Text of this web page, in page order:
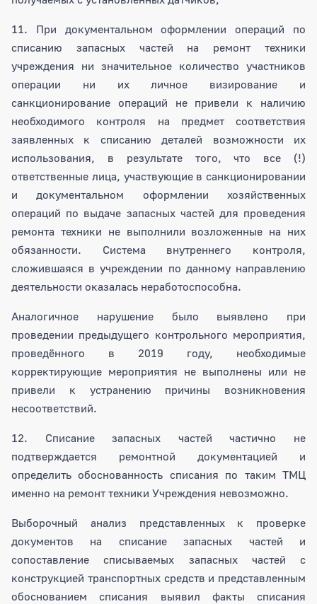
11. При документальном оформлении операций по
списанию запасных частей на ремонт техники
учреждения ни значительное количество участников
операции ни их личное визирование и
санкционирование операций не привели к наличию
необходимого контроля на предмет соответствия
заявленных к списанию деталей возможности их
использования, в результате того, что все (!)
ответственные лица, участвующие в санкционировании
и документальном оформлении хозяйственных
операций по выдаче запасных частей для проведения
ремонта техники не выполнили возложенные на них
обязанности. Система внутреннего контроля,
сложившаяся в учреждении по данному направлению
деятельности оказалась неработоспособна.
Аналогичное нарушение было выявлено при
проведении предыдущего контрольного мероприятия,
проведённого в 2019 году, необходимые
корректирующие мероприятия не выполнены или не
привели к устранению причины возникновения
несоответствий.
12. Списание запасных частей частично не
подтверждается ремонтной документацией и
определить обоснованность списания по таким ТМЦ
именно на ремонт техники Учреждения невозможно.
Выборочный анализ представленных к проверке
документов на списание запасных частей и
сопоставление списываемых запасных частей с
конструкцией транспортных средств и представленным
обоснованием списания выявил факты списания